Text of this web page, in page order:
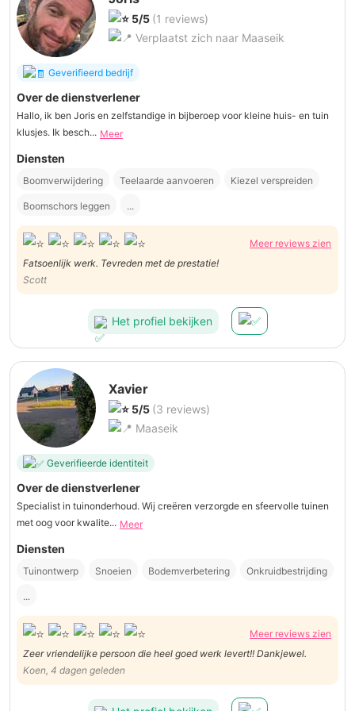
5/5 (1 reviews)
Verplaatst zich naar Maaseik
Geverifieerd bedrijf
Over de dienstverlener
Hallo, ik ben Joris en zelfstandige in bijberoep voor kleine huis- en tuin
klusjes. Ik besch... Meer
Diensten
Boomverwijdering Teelaarde aanvoeren Kiezel verspreiden
Boomschors leggen ...
Meer reviews zien
Fatsoenlijk werk. Tevreden met de prestatie!
Scott
Het profiel bekijken
Xavier
5/5 (3 reviews)
Maaseik
Geverifieerde identiteit
Over de dienstverlener
Specialist in tuinonderhoud. Wij creëren verzorgde en sfeervolle tuinen
met oog voor kwalite... Meer
Diensten
Tuinontwerp Snoeien Bodemverbetering Onkruidbestrijding
...
Meer reviews zien
Zeer vriendelijke persoon die heel goed werk levert!! Dankjewel.
Koen, 4 dagen geleden